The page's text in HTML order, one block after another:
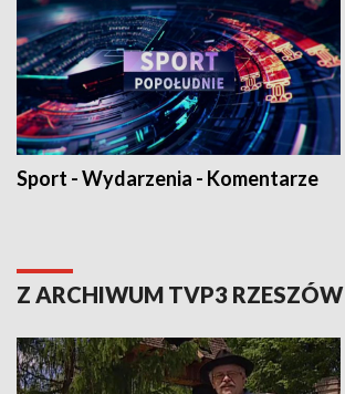
Sport - Wydarzenia - Komentarze
Z ARCHIWUM TVP3 RZESZÓW